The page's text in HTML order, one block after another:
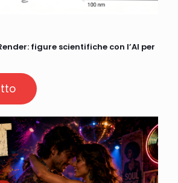
figure scientifiche con l’AI per